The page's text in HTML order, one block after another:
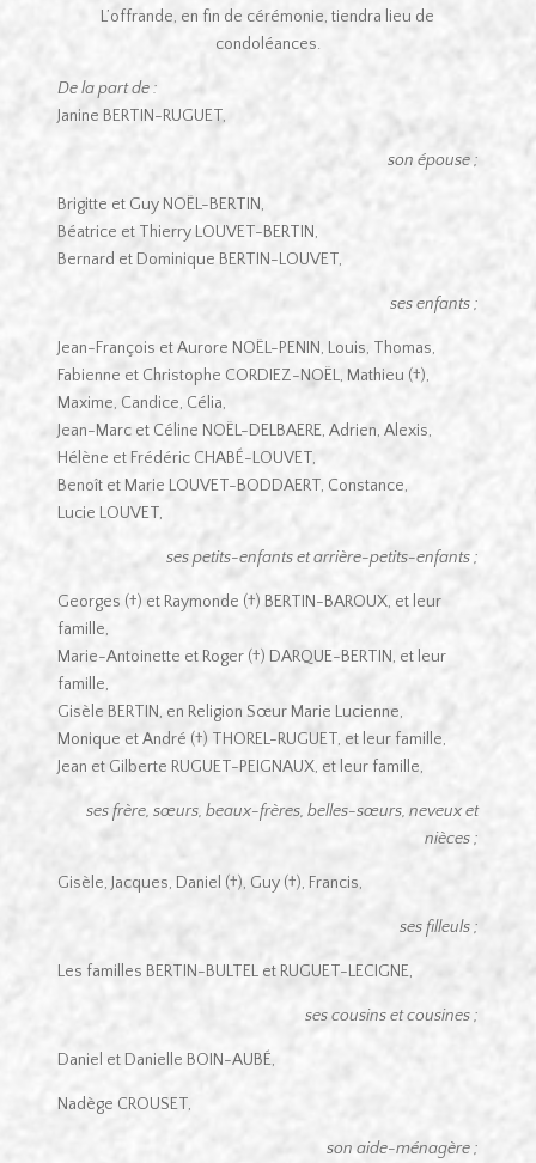
L’offrande, en fin de cérémonie, tiendra lieu de
condoléances.
De la part de :
Janine BERTIN-RUGUET,
son épouse ;
Brigitte et Guy NOËL-BERTIN,
Béatrice et Thierry LOUVET-BERTIN,
Bernard et Dominique BERTIN-LOUVET,
ses enfants ;
Jean-François et Aurore NOËL-PENIN, Louis, Thomas,
Fabienne et Christophe CORDIEZ-NOËL, Mathieu (†),
Maxime, Candice, Célia,
Jean-Marc et Céline NOËL-DELBAERE,Adrien, Alexis,
Hélène et Frédéric CHABÉ-LOUVET,
Benoît et Marie LOUVET-BODDAERT, Constance,
Lucie LOUVET,
ses petits-enfants et arrière-petits-enfants ;
Georges (†) et Raymonde (†) BERTIN-BAROUX, et leur
famille,
Marie-Antoinette et Roger (†) DARQUE-BERTIN, et leur
famille,
Gisèle BERTIN, en Religion Sœur Marie Lucienne,
Monique et André (†) THOREL-RUGUET, et leur famille,
Jean et Gilberte RUGUET-PEIGNAUX, et leur famille,
ses frère, sœurs, beaux-frères, belles-sœurs, neveux et
nièces ;
Gisèle, Jacques, Daniel (†), Guy (†), Francis,
ses filleuls ;
Les familles BERTIN-BULTEL et RUGUET-LECIGNE,
ses cousins et cousines ;
Daniel et Danielle BOIN-AUBÉ,
Nadège CROUSET,
son aide-ménagère ;